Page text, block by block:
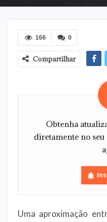
0
166
Compartilhar
Obtenha
diretamente no
Uma aproximação